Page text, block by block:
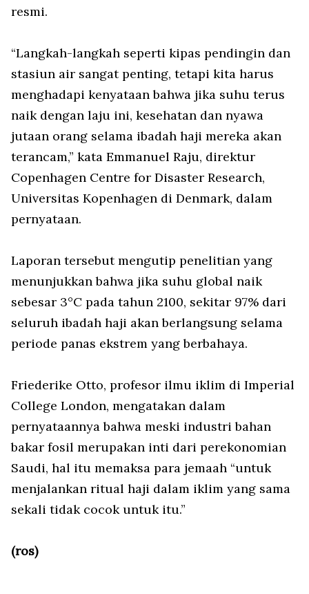
resmi.
“Langkah-langkah seperti kipas pendingin dan
stasiun air sangat penting, tetapi kita harus
menghadapi kenyataan bahwa jika suhu terus
naik dengan laju ini, kesehatan dan nyawa
jutaan orang selama ibadah haji mereka akan
terancam,” kata Emmanuel Raju, direktur
Copenhagen Centre for Disaster Research,
Universitas Kopenhagen di Denmark, dalam
pernyataan.
Laporan tersebut mengutip penelitian yang
menunjukkan bahwa jika suhu global naik
sebesar 3°C pada tahun 2100, sekitar 97% dari
seluruh ibadah haji akan berlangsung selama
periode panas ekstrem yang berbahaya.
Friederike Otto, profesor ilmu iklim di Imperial
College London, mengatakan dalam
pernyataannya bahwa meski industri bahan
bakar fosil merupakan inti dari perekonomian
Saudi, hal itu memaksa para jemaah “untuk
menjalankan ritual haji dalam iklim yang sama
sekali tidak cocok untuk itu.”
(ros)